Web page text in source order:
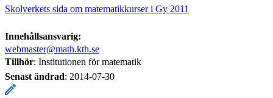
Skolverkets sida om matematikkurser i Gy 2011
Innehållsansvarig:
webmaster@math.kth.se
Tillhör: Institutionen för matematik
Senast ändrad: 2014-07-30